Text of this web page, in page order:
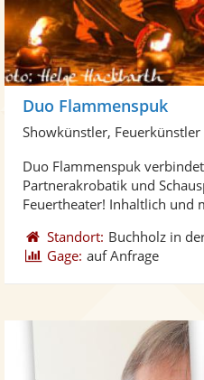
Duo Flammenspuk
Showkünstler, Feuerkünstler
Duo Flammenspuk
Partnerakrobatik und
Feuertheater! Inhaltlich und
Standort: Buchholz in
Gage: auf Anfrage